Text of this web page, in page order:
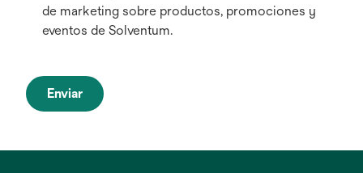
de marketing sobre productos, promociones y
eventos de Solventum.
Enviar